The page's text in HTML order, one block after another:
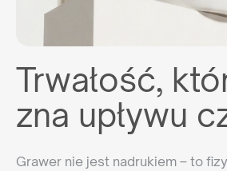
Trwałość,
zna upływu
Grawer nie jest nadrukiem – to